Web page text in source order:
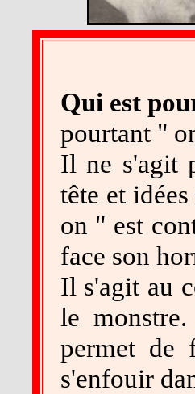
Qui est
pourtant "
Il ne s'agit
tête et
on " est
face son
Il s'agit au
le
permet de
s'enfouir